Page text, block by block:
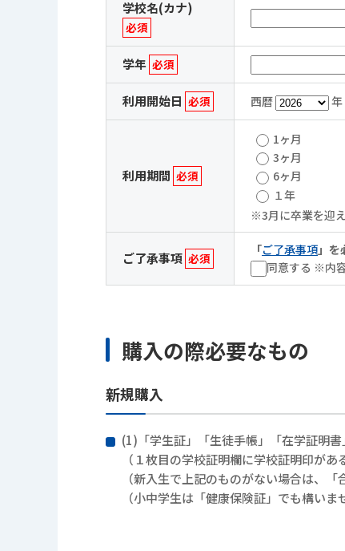
学校名(カナ)
必須
学年 必須
利用開始日 必須 西暦 年
利用期間 必須
1ヶ月
3ヶ月
6ヶ月
１年
※3月に卒業を迎
ご了承事項 必須
「ご了承事項」を
同意する ※内
購入の際必要なもの
新規購入
(1)「学生証」「生徒手帳」「在学証明
（１枚目の学校証明欄に学校証明印があ
（新入生で上記のものがない場合は、「
（小中学生は「健康保険証」でも構いま